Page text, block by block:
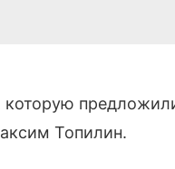
которую
Топилин.